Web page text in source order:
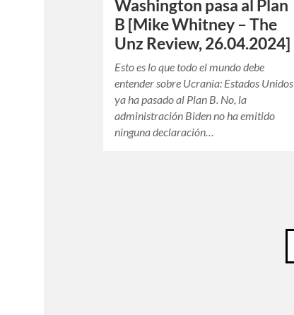
Washington pasa al Plan
B [Mike Whitney – The
Unz Review, 26.04.2024]
Esto es lo que todo el mundo debe
entender sobre Ucrania: Estados Unidos
ya ha pasado al Plan B. No, la
administración Biden no ha emitido
ninguna declaración…